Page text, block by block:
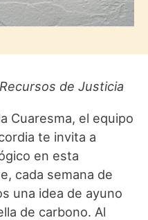
de Justicia
Cuaresma, el equipo
te invita a
en esta
cada semana de
una idea de ayuno
de carbono. Al